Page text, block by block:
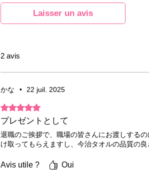
Laisser un avis
2 avis
かな • 22 juil. 2025
Noté 5 sur 5.
プレゼントとして
退職のご挨拶で、職場の皆さんにお渡しする
け取ってもらえますし、今治タオルの品質の
Avis utile ? Oui